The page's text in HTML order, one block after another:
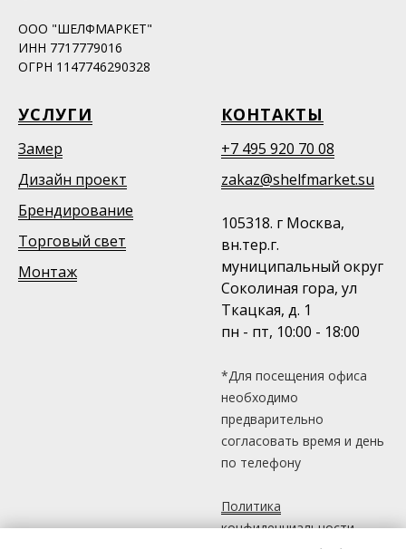
ООО "ШЕЛФМАРКЕТ"
ИНН 7717779016
ОГРН 1147746290328
УСЛУГИ
Замер
Дизайн проект
Брендирование
Торговый свет
Монтаж
КОНТАКТЫ
+7 495 920 70 08
zakaz@shelfmarket.su
105318. г Москва,
вн.тер.г.
муниципальный округ
Соколиная гора, ул
Ткацкая, д. 1
пн - пт, 10:00 - 18:00
*Для посещения офиса
необходимо
предварительно
согласовать время и день
по телефону
Политика
конфиденциальности